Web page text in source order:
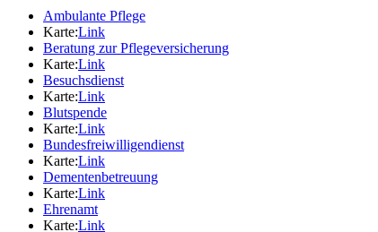
Ambulante Pflege
Karte:Link
Beratung zur Pflegeversicherung
Karte:Link
Besuchsdienst
Karte:Link
Blutspende
Karte:Link
Bundesfreiwilligendienst
Karte:Link
Dementenbetreuung
Karte:Link
Ehrenamt
Karte:Link